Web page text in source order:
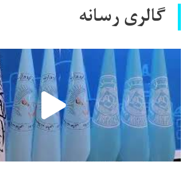
گالری رسانه